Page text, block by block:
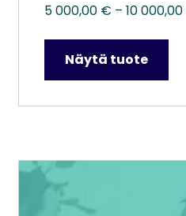
5 000,00 € – 10 000,00
Näytä tuote
Tällä
tuotteella